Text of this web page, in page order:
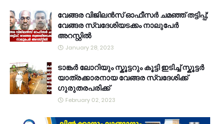
വേങ്ങര വിജിലൻസ് ഓഫീസർ ചമഞ്ഞ് തട്ടിപ്പ്;
വേങ്ങര സ്വദേശിയടക്കം നാലുപേർ
അറസ്റ്റിൽ
January 28, 2023
ടാങ്കർ ലോറിയും സ്കൂട്ടറും കൂട്ടി ഇടിച്ച് സ്കൂട്ടർ
യാത്രക്കാരനായ വേങ്ങര സ്വദേശിക്ക്
ഗുരുതരപരിക്ക്
February 02, 2023